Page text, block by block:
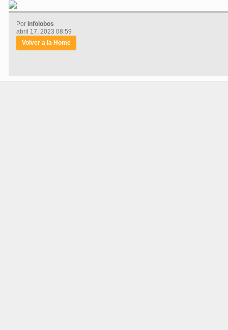
Por Infolobos
abril 17, 2023 08:59
Volver a la Home